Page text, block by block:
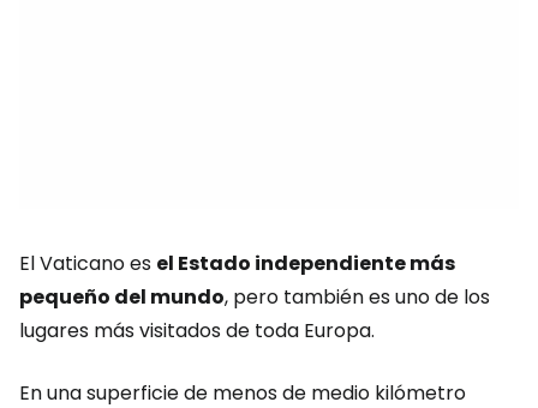
El Vaticano es el Estado independiente más
pequeño del mundo, pero también es uno de los
lugares más visitados de toda Europa.
En una superficie de menos de medio kilómetro